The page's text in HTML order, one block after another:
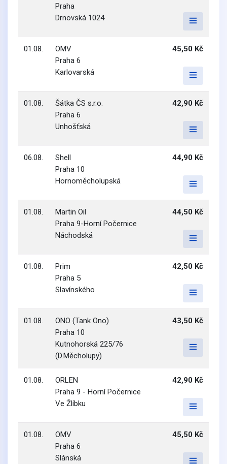
Praha
Drnovská 1024
01.08.
OMV
Praha 6
Karlovarská
45,50 Kč
01.08.
Šátka ČS s.r.o.
Praha 6
Unhošťská
42,90 Kč
06.08.
Shell
Praha 10
Hornoměcholupská
44,90 Kč
01.08.
Martin Oil
Praha 9-Horní Počernice
Náchodská
44,50 Kč
01.08.
Prim
Praha 5
Slavínského
42,50 Kč
01.08.
ONO (Tank Ono)
Praha 10
Kutnohorská 225/76
(D.Měcholupy)
43,50 Kč
01.08.
ORLEN
Praha 9 - Horní Počernice
Ve Žlíbku
42,90 Kč
01.08.
OMV
Praha 6
Slánská
45,50 Kč